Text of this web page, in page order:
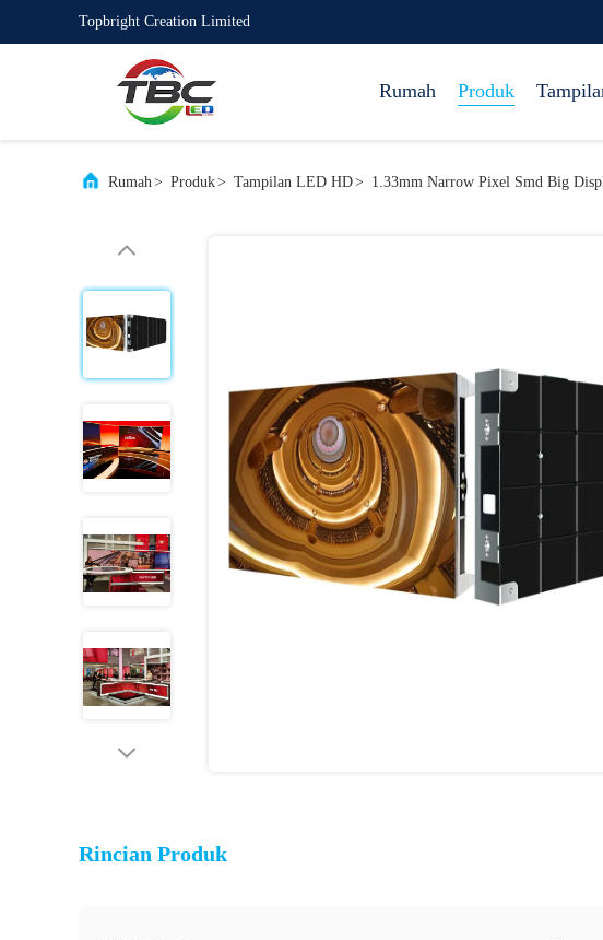
Topbright Creation Limited
Rumah Produk
Rumah> Produk> Tampilan LED HD> 1.33mm Narrow Pixel Smd Big
Rincian Produk